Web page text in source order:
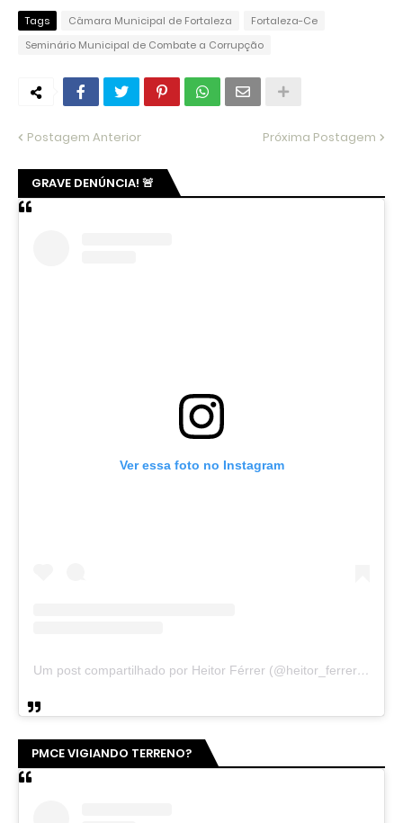
Tags Câmara Municipal de Fortaleza
Fortaleza-Ce
Seminário Municipal de Combate a Corrupção
Postagem Anterior Próxima Postagem
GRAVE DENÚNCIA! 🚨
Ver essa foto no Instagram
Um post compartilhado por Heitor Férrer (@heitor_ferrer77)
PMCE VIGIANDO TERRENO?